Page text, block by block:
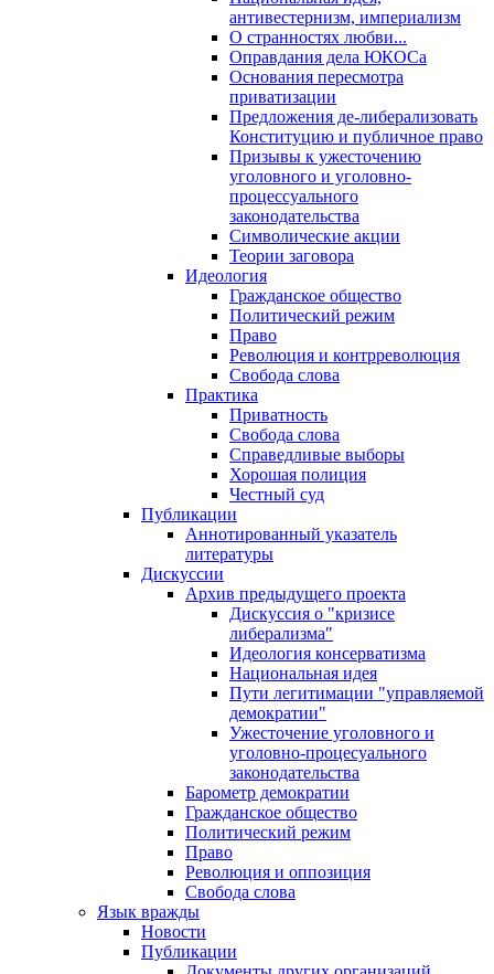
антивестернизм, империализм
О странностях любви...
Оправдания дела ЮКОСа
Основания пересмотра
приватизации
Предложения де-либерализовать
Конституцию и публичное право
Призывы к ужесточению
уголовного и уголовно-
процессуального
законодательства
Символические акции
Теории заговора
Идеология
Гражданское общество
Политический режим
Право
Революция и контрреволюция
Свобода слова
Практика
Приватность
Свобода слова
Справедливые выборы
Хорошая полиция
Честный суд
Публикации
Аннотированный указатель
литературы
Дискуссии
Архив предыдущего проекта
Дискуссия о "кризисе
либерализма"
Идеология консерватизма
Национальная идея
Пути легитимации "управляемой
демократии"
Ужесточение уголовного и
уголовно-процесуального
законодательства
Барометр демократии
Гражданское общество
Политический режим
Право
Революция и оппозиция
Свобода слова
Язык вражды
Новости
Публикации